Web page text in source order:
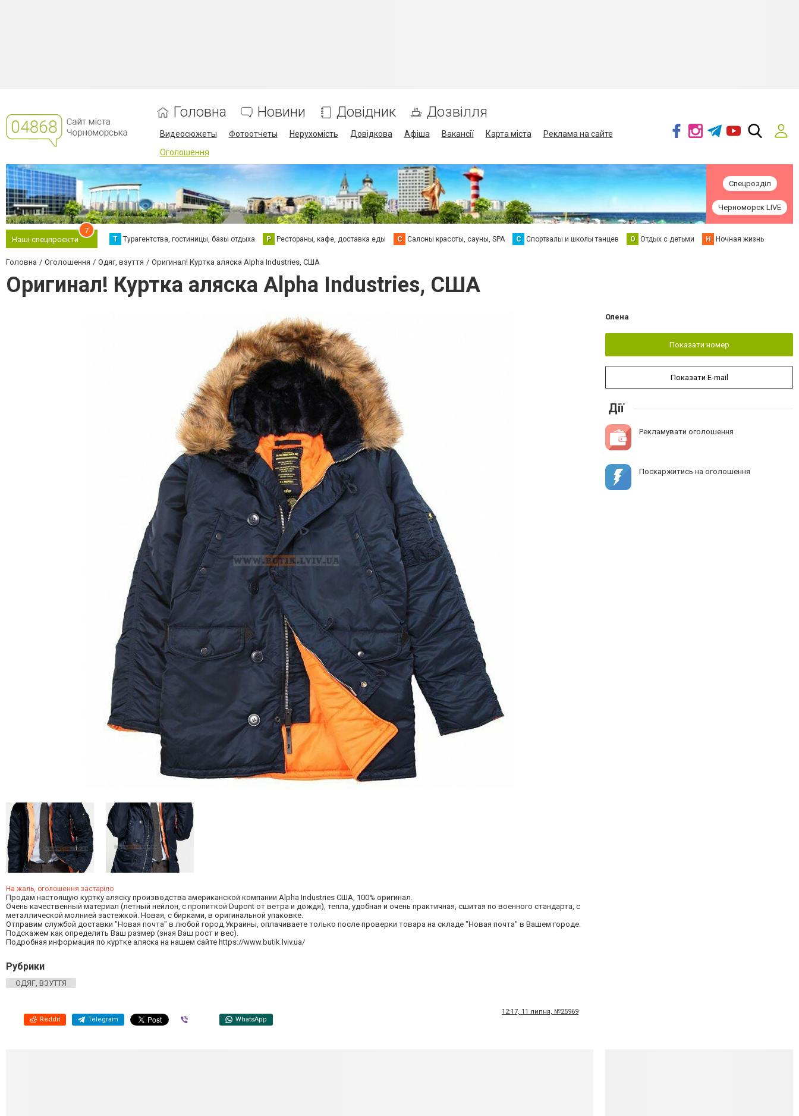
Головна Новини Довідник Дозвілля
Видеосюжеты Фотоотчеты Нерухомість Довідкова Афіша Вакансії Карта міста
Реклама на сайте
Оголошення
Спецрозділ
Черноморск LIVE
Наші спецпроєкти
7
Т Турагентства, гостиницы, базы отдыха Р Рестораны, кафе, доставка еды С Салоны красоты, сауны, SPA С Спортзалы и школы танцев О Отдых с детьми Н Ночная жизнь
Головна Оголошення Одяг, взуття Оригинал! Куртка аляска Alpha Industries, США
Оригинал! Куртка аляска Alpha Industries, США
На жаль, оголошення застаріло
Продам настоящую куртку аляску производства американской компании Alpha Industries США, 100% оригинал.
Очень качественный материал (летный нейлон, с пропиткой Dupont от ветра и дождя), тепла, удобная и очень практичная, сшитая по военного стандарта, с
металлической молнией застежкой. Новая, с бирками, в оригинальной упаковке.
Отправим службой доставки "Новая почта" в любой город Украины, оплачиваете только после проверки товара на складе "Новая почта" в Вашем городе.
Подскажем как определить Ваш размер (зная Ваш рост и вес).
Подробная информация по куртке аляска на нашем сайте https://www.butik.lviv.ua/
Рубрики
ОДЯГ, ВЗУТТЯ
Reddit Telegram WhatsApp
12:17, 11 липня, №25969
Олена
Показати номер
Показати E-mail
Дії
Рекламувати оголошення
Поскаржитись на оголошення